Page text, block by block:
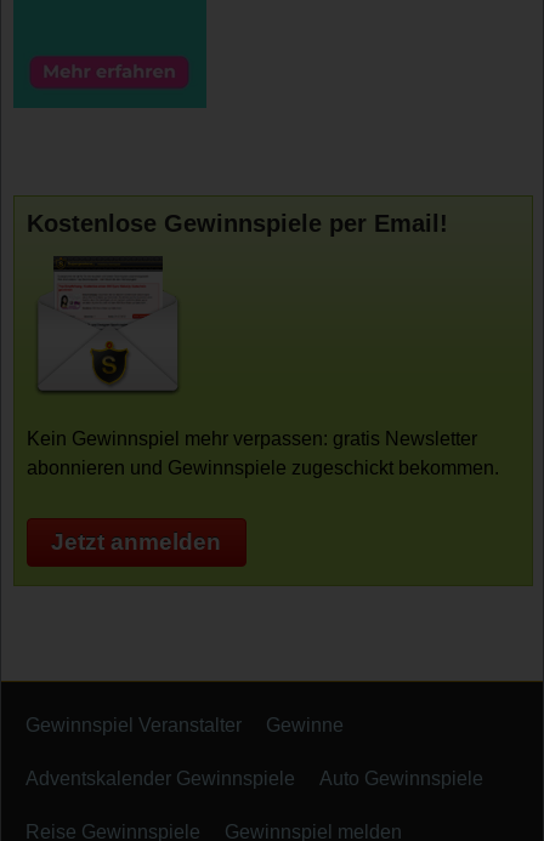
Kostenlose Gewinnspiele per Email!
Kein Gewinnspiel mehr verpassen: gratis Newsletter
abonnieren und Gewinnspiele zugeschickt bekommen.
Jetzt anmelden
Gewinnspiel Veranstalter Gewinne
Adventskalender Gewinnspiele Auto Gewinnspiele
Reise Gewinnspiele Gewinnspiel melden